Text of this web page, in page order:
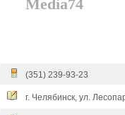
Media74
(351) 239-93-23
г. Челябинск, ул.